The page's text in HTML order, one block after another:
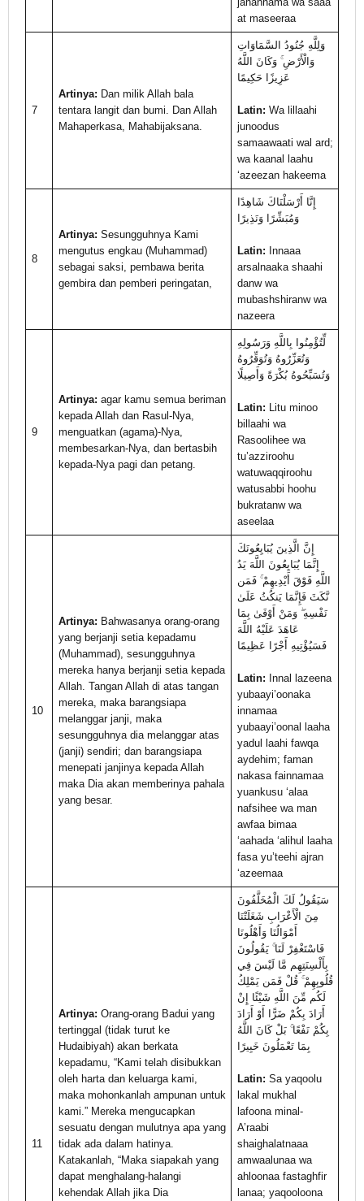
at maseeraa
7
Artinya: Dan milik Allah bala
tentara langit dan bumi. Dan Allah
Mahaperkasa, Mahabijaksana.
وَلِلَّهِ جُنُودُ السَّمَاوَاتِ
وَالْأَرْضِ ۚ وَكَانَ اللَّهُ
عَزِيزًا حَكِيمًا
Latin: Wa lillaahi
junoodus
samaawaati wal ard;
wa kaanal laahu
‘azeezan hakeema
8
Artinya: Sesungguhnya Kami
mengutus engkau (Muhammad)
sebagai saksi, pembawa berita
gembira dan pemberi peringatan,
إِنَّا أَرْسَلْنَاكَ شَاهِدًا
وَمُبَشِّرًا وَنَذِيرًا
Latin: Innaaa
arsalnaaka shaahi
danw wa
mubashshiranw wa
nazeera
9
Artinya: agar kamu semua beriman
kepada Allah dan Rasul-Nya,
menguatkan (agama)-Nya,
membesarkan-Nya, dan bertasbih
kepada-Nya pagi dan petang.
لِّتُؤْمِنُوا بِاللَّهِ وَرَسُولِهِ
وَتُعَزِّرُوهُ وَتُوَقِّرُوهُ
وَتُسَبِّحُوهُ بُكْرَةً وَأَصِيلًا
Latin: Litu minoo
billaahi wa
Rasoolihee wa
tu’azziroohu
watuwaqqiroohu
watusabbi hoohu
bukratanw wa
aseelaa
10
Artinya: Bahwasanya orang-orang
yang berjanji setia kepadamu
(Muhammad), sesungguhnya
mereka hanya berjanji setia kepada
Allah. Tangan Allah di atas tangan
mereka, maka barangsiapa
melanggar janji, maka
sesungguhnya dia melanggar atas
(janji) sendiri; dan barangsiapa
menepati janjinya kepada Allah
maka Dia akan memberinya pahala
yang besar.
إِنَّ الَّذِينَ يُبَايِعُونَكَ
إِنَّمَا يُبَايِعُونَ اللَّهَ يَدُ
اللَّهِ فَوْقَ أَيْدِيهِمْ ۚ فَمَن
نَّكَثَ فَإِنَّمَا يَنكُثُ عَلَىٰ
نَفْسِهِ ۖ وَمَنْ أَوْفَىٰ بِمَا
عَاهَدَ عَلَيْهُ اللَّهَ
فَسَيُؤْتِيهِ أَجْرًا عَظِيمًا
Latin: Innal lazeena
yubaayi’oonaka
innamaa
yubaayi’oonal laaha
yadul laahi fawqa
aydehim; faman
nakasa fainnamaa
yuankusu ‘alaa
nafsihee wa man
awfaa bimaa
‘aahada ‘alihul laaha
fasa yu’teehi ajran
‘azeemaa
11
Artinya: Orang-orang Badui yang
tertinggal (tidak turut ke
Hudaibiyah) akan berkata
kepadamu, “Kami telah disibukkan
oleh harta dan keluarga kami,
maka mohonkanlah ampunan untuk
kami.” Mereka mengucapkan
sesuatu dengan mulutnya apa yang
tidak ada dalam hatinya.
Katakanlah, “Maka siapakah yang
dapat menghalang-halangi
kehendak Allah jika Dia
سَيَقُولُ لَكَ الْمُخَلَّفُونَ
مِنَ الْأَعْرَابِ شَغَلَتْنَا
أَمْوَالُنَا وَأَهْلُونَا
فَاسْتَغْفِرْ لَنَا ۚ يَقُولُونَ
بِأَلْسِنَتِهِم مَّا لَيْسَ فِي
قُلُوبِهِمْ ۚ قُلْ فَمَن يَمْلِكُ
لَكُم مِّنَ اللَّهِ شَيْئًا إِنْ
أَرَادَ بِكُمْ ضَرًّا أَوْ أَرَادَ
بِكُمْ نَفْعًا ۚ بَلْ كَانَ اللَّهُ
بِمَا تَعْمَلُونَ خَبِيرًا
Latin: Sa yaqoolu
lakal mukhal
lafoona minal-
A’raabi
shaighalatnaaa
amwaalunaa wa
ahloonaa fastaghfir
lanaa; yaqooloona